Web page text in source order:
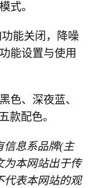
式。
能关闭，降噪
能设置与使用
色、深夜蓝、
款配色。
信息系品牌(主
为本网站出于传
代表本网站的观